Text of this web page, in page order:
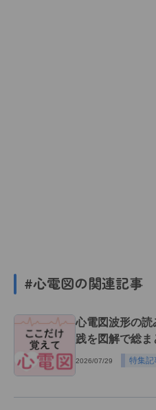
#心電図の関連記事
心電図波形の
践を図解で総ま
2026/07/29 特集記